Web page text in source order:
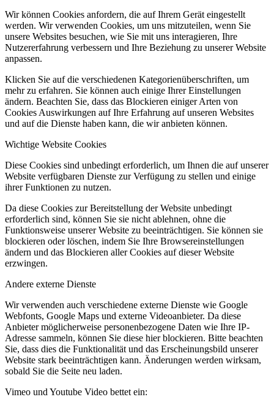
Wir können Cookies anfordern, die auf Ihrem Gerät eingestellt
werden. Wir verwenden Cookies, um uns mitzuteilen, wenn Sie
unsere Websites besuchen, wie Sie mit uns interagieren, Ihre
Nutzererfahrung verbessern und Ihre Beziehung zu unserer Website
anpassen.
Klicken Sie auf die verschiedenen Kategorienüberschriften, um
mehr zu erfahren. Sie können auch einige Ihrer Einstellungen
ändern. Beachten Sie, dass das Blockieren einiger Arten von
Cookies Auswirkungen auf Ihre Erfahrung auf unseren Websites
und auf die Dienste haben kann, die wir anbieten können.
Wichtige Website Cookies
Diese Cookies sind unbedingt erforderlich, um Ihnen die auf unserer
Website verfügbaren Dienste zur Verfügung zu stellen und einige
ihrer Funktionen zu nutzen.
Da diese Cookies zur Bereitstellung der Website unbedingt
erforderlich sind, können Sie sie nicht ablehnen, ohne die
Funktionsweise unserer Website zu beeinträchtigen. Sie können sie
blockieren oder löschen, indem Sie Ihre Browsereinstellungen
ändern und das Blockieren aller Cookies auf dieser Website
erzwingen.
Andere externe Dienste
Wir verwenden auch verschiedene externe Dienste wie Google
Webfonts, Google Maps und externe Videoanbieter. Da diese
Anbieter möglicherweise personenbezogene Daten wie Ihre IP-
Adresse sammeln, können Sie diese hier blockieren. Bitte beachten
Sie, dass dies die Funktionalität und das Erscheinungsbild unserer
Website stark beeinträchtigen kann. Änderungen werden wirksam,
sobald Sie die Seite neu laden.
Vimeo und Youtube Video bettet ein: